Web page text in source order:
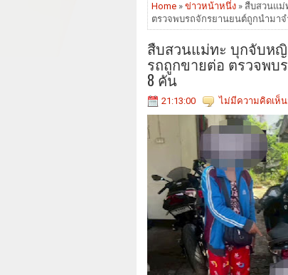
Home » ข่าวหน้าหนึ่ง » สืบสวนแม่
ตรวจพบรถจักรยานยนต์ถูกนำมา
สืบสวนแม่ทะ บุกจับหญิ
รถถูกขายต่อ ตรวจพบ
8 คัน
21:13:00 ไม่มีความคิดเห็